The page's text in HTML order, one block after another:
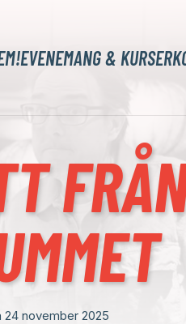
EVENEMANG & KURSER
24 november 2025